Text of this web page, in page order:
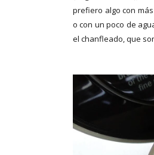
prefiero algo con
o con un poco de
el chanfleado, que